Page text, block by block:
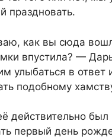
праздновать.
как вы сюда
впустила? —
улыбаться в ответ
подобному
действительно был
первый день